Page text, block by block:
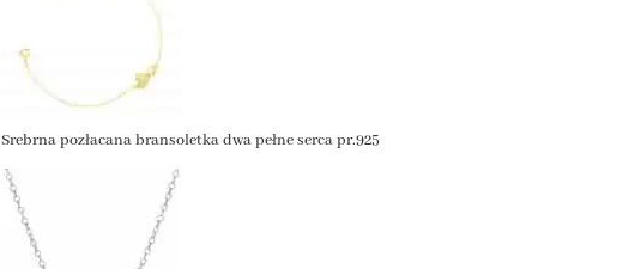
Srebrna pozłacana bransoletka dwa pełne serca pr.925